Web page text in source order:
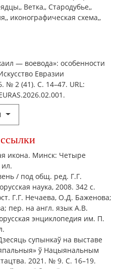
Ветка, Стародубье,
иконографическая схема,
— воевода»: особенности
Евразии
№ 2 (41). С. 14–47. URL:
икона. Минск: Четыре
ил.
/ под общ. ред. Г.Г.
наука, 2008. 342 с.
Г.Г. Нечаева, О.Д. Баженова;
пер. на англ. язык А.В.
энциклопедия им. П.
супынкаў на выставе
ў Нацыянальным
2021. № 9. С. 16–19.